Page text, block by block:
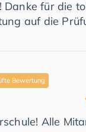
Danke für die
auf die
Bewertung
Alle